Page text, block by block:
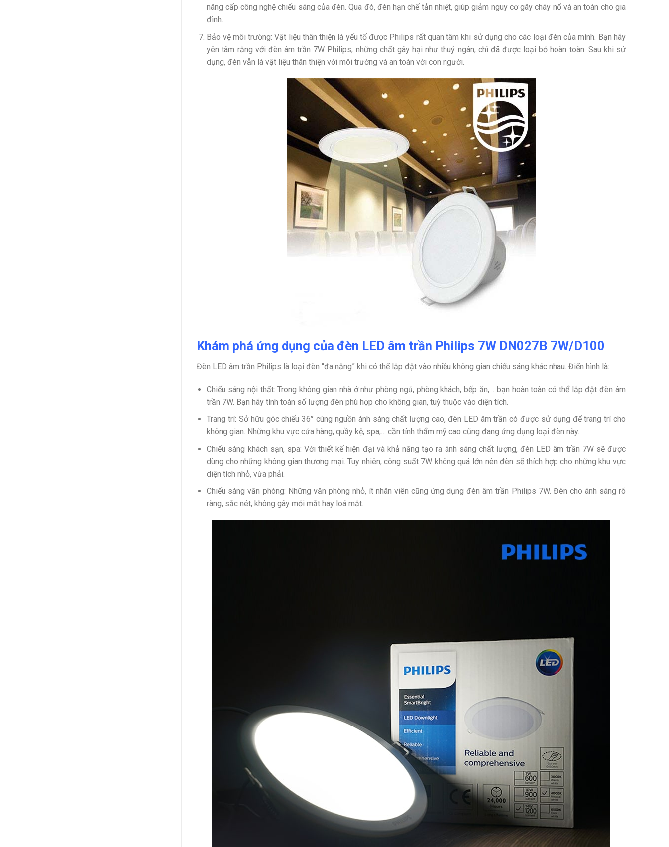
nâng cấp công nghệ chiếu sáng của đèn. Qua đó, đèn hạn chế tản nhiệt, giúp giảm nguy cơ gây cháy nổ và an toàn cho gia
đình.
Bảo vệ môi trường: Vật liệu thân thiện là yếu tố được Philips rất quan tâm khi sử dụng cho các loại đèn của mình. Bạn hãy
yên tâm rằng với đèn âm trần 7W Philips, những chất gây hại như thuỷ ngân, chì đã được loại bỏ hoàn toàn. Sau khi sử
dụng, đèn vẫn là vật liệu thân thiện với môi trường và an toàn với con người.
Khám phá ứng dụng của đèn LED âm trần Philips 7W DN027B 7W/D100
Đèn LED âm trần Philips là loại đèn “đa năng” khi có thể lắp đặt vào nhiều không gian chiếu sáng khác nhau. Điển hình là:
Chiếu sáng nội thất: Trong không gian nhà ở như phòng ngủ, phòng khách, bếp ăn,… bạn hoàn toàn có thể lắp đặt đèn âm
trần 7W. Bạn hãy tính toán số lượng đèn phù hợp cho không gian, tuỳ thuộc vào diện tích.
Trang trí: Sở hữu góc chiếu 36° cùng nguồn ánh sáng chất lượng cao, đèn LED âm trần có được sử dụng để trang trí cho
không gian. Những khu vực cửa hàng, quầy kệ, spa,… cần tính thẩm mỹ cao cũng đang ứng dụng loại đèn này.
Chiếu sáng khách sạn, spa: Với thiết kế hiện đại và khả năng tạo ra ánh sáng chất lượng, đèn LED âm trần 7W sẽ được
dùng cho những không gian thương mại. Tuy nhiên, công suất 7W không quá lớn nên đèn sẽ thích hợp cho những khu vực
diện tích nhỏ, vừa phải.
Chiếu sáng văn phòng: Những văn phòng nhỏ, ít nhân viên cũng ứng dụng đèn âm trần Philips 7W. Đèn cho ánh sáng rõ
ràng, sắc nét, không gây mỏi mắt hay loá mắt.